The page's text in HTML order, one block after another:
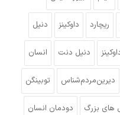
ریچارد داوکینز دنیل
دنیل دنت انسان
دیرین‌مردم‌شناس توبینگن
های بزرگ دودمان انسان